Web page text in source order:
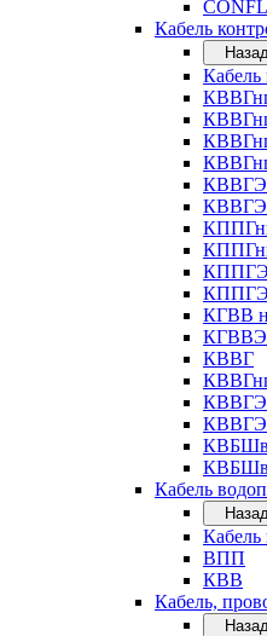
Кабель
Кабель
КГВВ
КВВГ
КВВГЭ
КВБШв
Кабель
Кабель
ВПП
КВВ
Кабель,